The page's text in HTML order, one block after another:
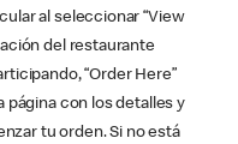
al seleccionar “View
del restaurante
“Order Here”
página con los detalles y
tu orden. Si no está